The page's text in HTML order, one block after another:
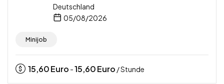
Deutschland
05/08/2026
Minijob
15,60Euro -15,60Euro / Stunde